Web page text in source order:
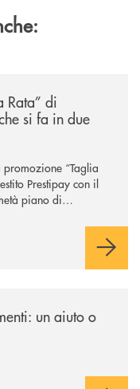
Rata” di
si fa in due
“Taglia
Prestipay con il
piano di
un aiuto o